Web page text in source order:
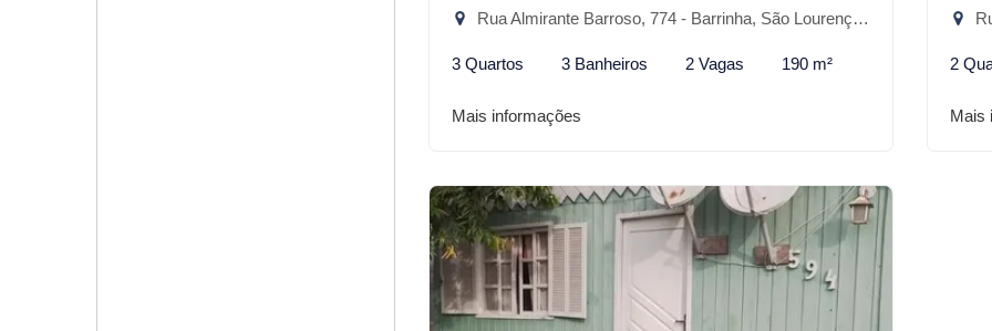
Rua Almirante Barroso, 774 - Barrinha, São Lourenço do Sul-RS
3 Quartos 3 Banheiros 2 Vagas 190 m²
Mais informações
2
Mais